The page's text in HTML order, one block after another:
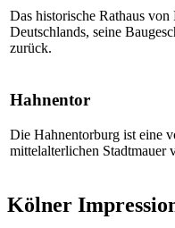
Das historische Rathaus
Deutschlands, seine
zurück.
Hahnentor
Die Hahnentorburg ist eine
mittelalterlichen
Kölner